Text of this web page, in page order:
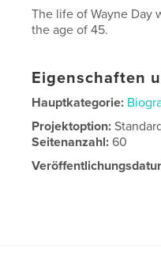
The life of Wayne Day
the age of 45.
Eigenschaften
Hauptkategorie:
Projektoption:
Seitenanzahl:60